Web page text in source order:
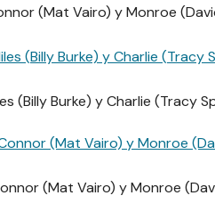
(Mat Vairo) yMonroe
(Billy Burke) y Charlie (Tracy
(Mat Vairo) y Monroe